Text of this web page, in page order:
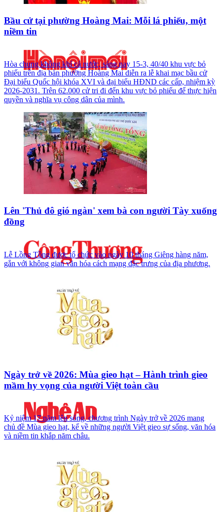
Bầu cử tại phường Hoàng Mai: Mỗi lá phiếu, một
niềm tin
Hòa chung không khí cả nước, sáng nay 15-3, 40/40 khu vực bỏ
phiếu trên địa bàn phường Hoàng Mai diễn ra lễ khai mạc bầu cử
Đại biểu Quốc hội khóa XVI và đại biểu HĐND các cấp, nhiệm kỳ
2026-2031. Trên 62.000 cử tri đi đến khu vực bỏ phiếu để thực hiện
quyền và nghĩa vụ công dân của mình.
Lên 'Thủ đô gió ngàn' xem bà con người Tày xuống
đồng
Lễ Lồng Tồng được tổ chức vào ngày 10 tháng Giêng hàng năm,
gắn với không gian văn hóa cách mạng đặc trưng của địa phương.
Ngày trở về 2026: Mùa gieo hạt – Hành trình gieo
mầm hy vọng của người Việt toàn cầu
Kỷ niệm 17 năm lên sóng, chương trình Ngày trở về 2026 mang
chủ đề Mùa gieo hạt, kể về những người Việt gieo sự sống, văn hóa
và niềm tin khắp năm châu.